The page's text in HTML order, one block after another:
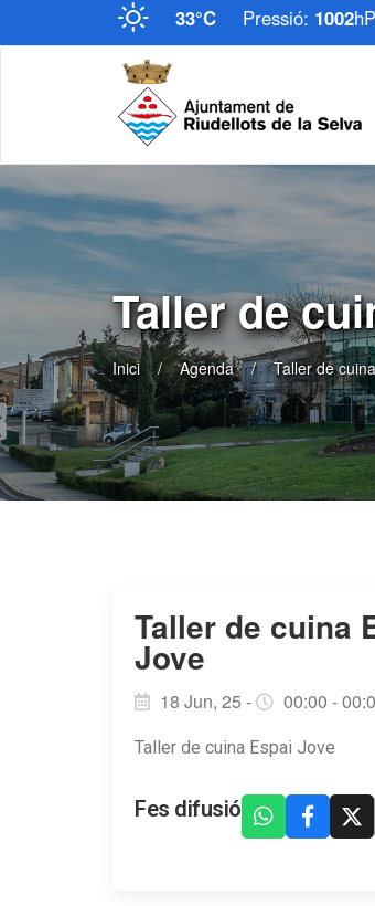
33°C Pressió: 1002
Taller de
Inici Agenda Taller de
Taller de cuina
Jove
18 Jun, 25 - 00:00 -
Taller de cuina Espai Jove
Fes difusió